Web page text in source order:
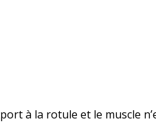
à la rotule et le muscle